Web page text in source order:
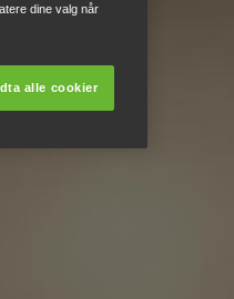
dine valg når
alle cookier